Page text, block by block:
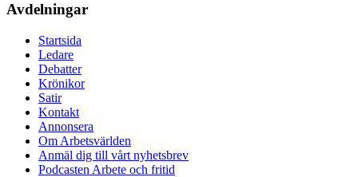
Avdelningar
Startsida
Ledare
Debatter
Krönikor
Satir
Kontakt
Annonsera
Om Arbetsvärlden
Anmäl dig till vårt nyhetsbrev
Podcasten Arbete och fritid